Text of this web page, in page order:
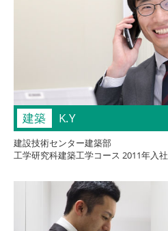
建築 K.Y
建設技術センター建築部
工学研究科建築工学コース 2011年入社